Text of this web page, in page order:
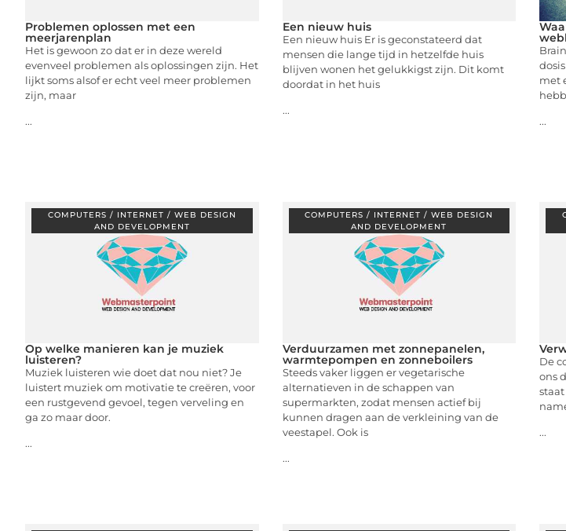
Problemen oplossen met een
meerjarenplan
Het is gewoon zo dat er in deze wereld
evenveel problemen als oplossingen zijn. Het
lijkt soms alsof er echt veel meer problemen
zijn, maar
...
Een nieuw huis
Een nieuw huis Er is geconstateerd dat
mensen die lange tijd in hetzelfde huis
blijven wonen het gelukkigst zijn. Dit komt
doordat in het huis
...
met
...
COMPUTERS / INTERNET / WEB DESIGN
AND DEVELOPMENT
Op welke manieren kan je muziek
luisteren?
Muziek luisteren wie doet dat nou niet? Je
luistert muziek om motivatie te creëren, voor
een rustgevend gevoel, tegen verveling en
ga zo maar door.
...
COMPUTERS / INTERNET / WEB DESIGN
AND DEVELOPMENT
Verduurzamen met zonnepanelen,
warmtepompen en zonneboilers
Steeds vaker liggen er vegetarische
alternatieven in de schappen van
supermarkten, zodat mensen actief bij
kunnen dragen aan de verkleining van de
veestapel. Ook is
...
De
ons
...